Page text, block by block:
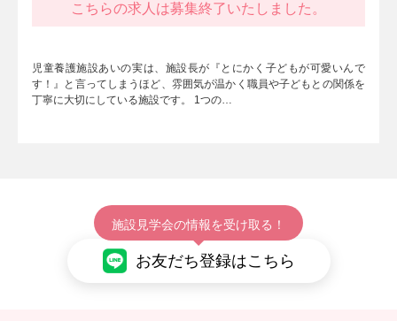
こちらの求人は募集終了いたしました。
児童養護施設あいの実は、施設長が『とにかく子どもが可愛いんで
す！』と言ってしまうほど、雰囲気が温かく職員や子どもとの関係を
丁寧に大切にしている施設です。 1つの…
施設見学会の情報を受け取る！
お友だち登録はこちら